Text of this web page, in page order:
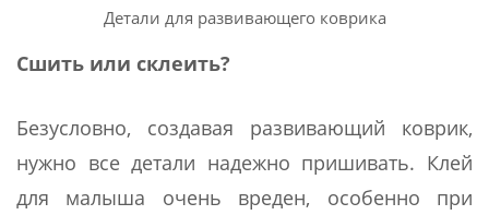
Детали для развивающего коврика
Сшить или склеить?
Безусловно, создавая развивающий коврик,
нужно все детали надежно пришивать. Клей
для малыша очень вреден, особенно при